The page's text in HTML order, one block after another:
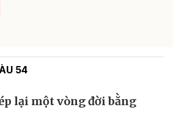
54
lại một vòng đời bằng